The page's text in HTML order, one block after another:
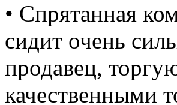
• Спрятанная
сидит очень
продавец,
качественными